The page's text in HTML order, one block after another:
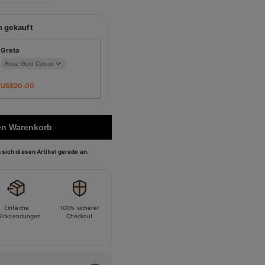
gekauft
Greta
US$20.00
Warenkorb
sich diesen Artikel gerade an.
Einfache
100% sicherer
Checkout